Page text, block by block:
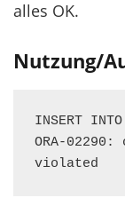
alles OK.
Nutzung/
INSERT
ORA-
violated